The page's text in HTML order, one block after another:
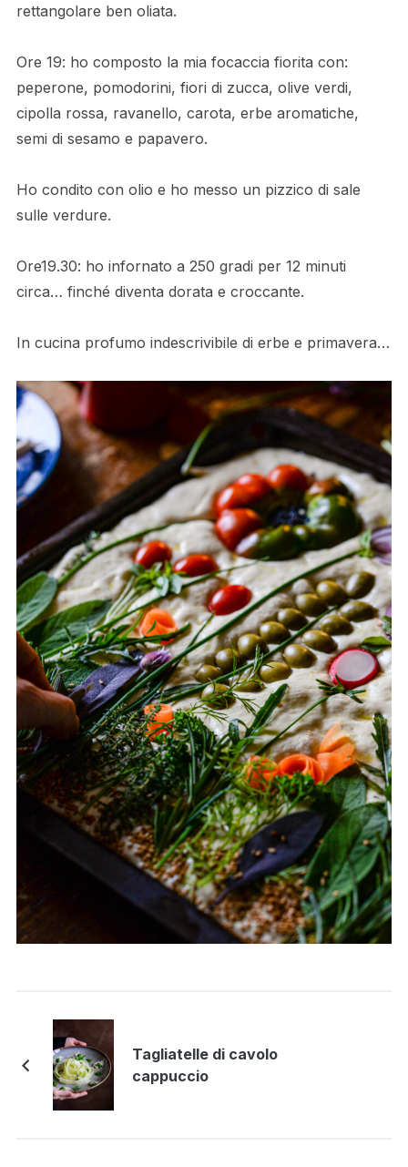
rettangolare ben oliata.
Ore 19: ho composto la mia focaccia fiorita con:
peperone, pomodorini, fiori di zucca, olive verdi,
cipolla rossa, ravanello, carota, erbe aromatiche,
semi di sesamo e papavero.
Ho condito con olio e ho messo un pizzico di sale
sulle verdure.
Ore19.30: ho infornato a 250 gradi per 12 minuti
circa… finché diventa dorata e croccante.
In cucina profumo indescrivibile di erbe e primavera…
Tagliatelle di cavolo
cappuccio